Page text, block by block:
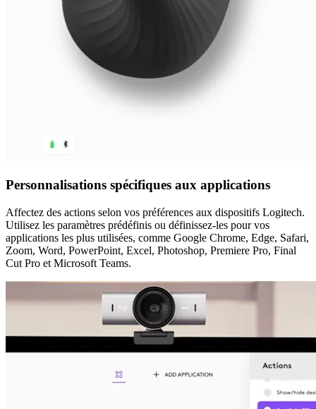
Personnalisations spécifiques aux applications
Affectez des actions selon vos préférences aux dispositifs Logitech.
Utilisez les paramètres prédéfinis ou définissez-les pour vos
applications les plus utilisées, comme Google Chrome, Edge, Safari,
Zoom, Word, PowerPoint, Excel, Photoshop, Premiere Pro, Final
Cut Pro et Microsoft Teams.